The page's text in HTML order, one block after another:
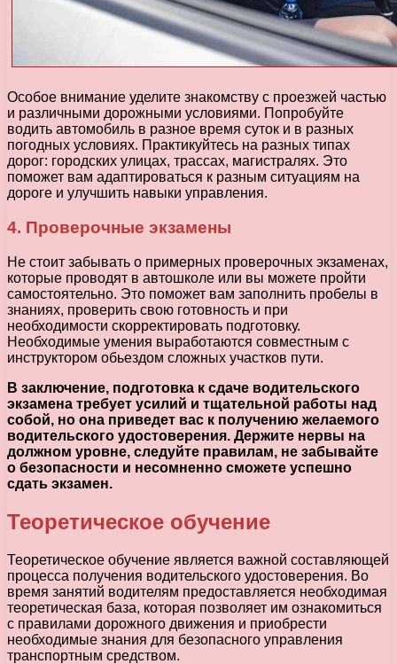
Особое внимание уделите знакомству с проезжей частью
и различными дорожными условиями. Попробуйте
водить автомобиль в разное время суток и в разных
погодных условиях. Практикуйтесь на разных типах
дорог: городских улицах, трассах, магистралях. Это
поможет вам адаптироваться к разным ситуациям на
дороге и улучшить навыки управления.
4. Проверочные экзамены
Не стоит забывать о примерных проверочных экзаменах,
которые проводят в автошколе или вы можете пройти
самостоятельно. Это поможет вам заполнить пробелы в
знаниях, проверить свою готовность и при
необходимости скорректировать подготовку.
Необходимые умения выработаются совместным с
инструктором обьездом сложных участков пути.
В заключение, подготовка к сдаче водительского
экзамена требует усилий и тщательной работы над
собой, но она приведет вас к получению желаемого
водительского удостоверения. Держите нервы на
должном уровне, следуйте правилам, не забывайте
о безопасности и несомненно сможете успешно
сдать экзамен.
Теоретическое обучение
Теоретическое обучение является важной составляющей
процесса получения водительского удостоверения. Во
время занятий водителям предоставляется необходимая
теоретическая база, которая позволяет им ознакомиться
с правилами дорожного движения и приобрести
необходимые знания для безопасного управления
транспортным средством.